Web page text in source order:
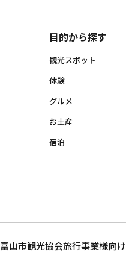
目的から探す
観光スポット
体験
グルメ
お土産
宿泊
富山市観光協会旅行事業様向け